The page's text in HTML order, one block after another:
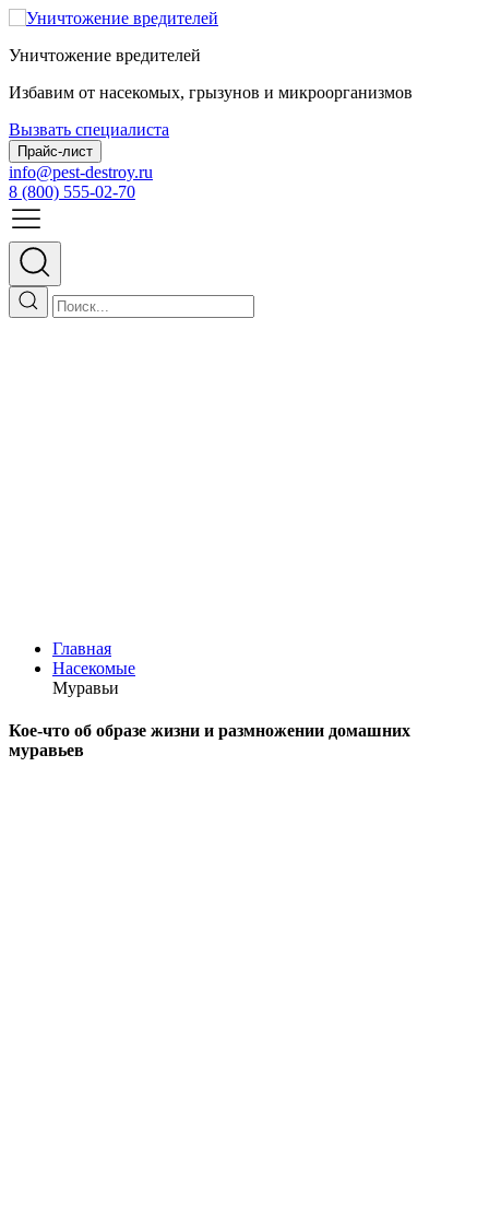
Уничтожение вредителей
Избавим от насекомых, грызунов и микроорганизмов
Вызвать специалиста
Прайс-лист
info@pest-destroy.ru
8 (800) 555-02-70
Главная
Насекомые
Муравьи
Кое-что об образе жизни и размножении домашних
муравьев